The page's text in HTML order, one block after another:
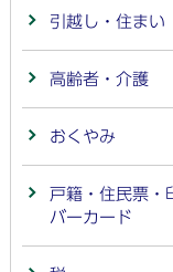
引越し・住まい
高齢者・介護
おくやみ
戸籍・住民票・
バーカード